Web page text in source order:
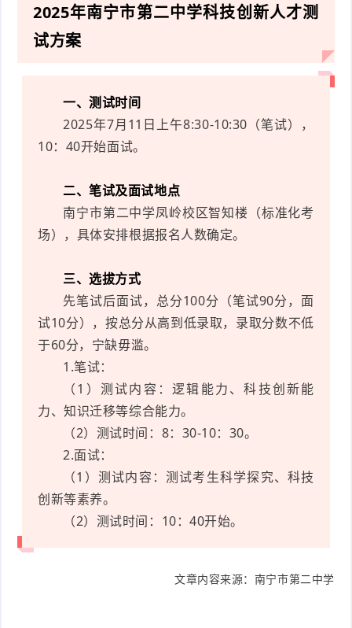
2025年南宁市第二中学科技创新人才测
试方案
一、测试时间
2025年7月11日上午8:30-10:30（笔试），
10：40开始面试。
二、笔试及面试地点
南宁市第二中学凤岭校区智知楼（标准化考
场），具体安排根据报名人数确定。
三、选拔方式
先笔试后面试，总分100分（笔试90分，面
试10分），按总分从高到低录取，录取分数不低
于60分，宁缺毋滥。
1.笔试：
（1）测试内容：逻辑能力、科技创新能
力、知识迁移等综合能力。
（2）测试时间：8：30-10：30。
2.面试：
（1）测试内容：测试考生科学探究、科技
创新等素养。
（2）测试时间：10：40开始。
文章内容来源：南宁市第二中学